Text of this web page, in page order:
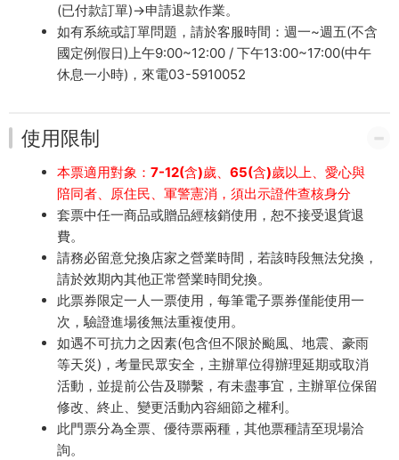
(已付款訂單)→申請退款作業。
如有系統或訂單問題，請於客服時間：週一~週五(不含
國定例假日)上午9:00~12:00 / 下午13:00~17:00(中午
休息一小時)，來電03-5910052
使用限制
本票適用對象：7-12(含)歲、65(含)歲以上、愛心與
陪同者、原住民、軍警憲消，須出示證件查核身分
套票中任一商品或贈品經核銷使用，恕不接受退貨退
費。
請務必留意兌換店家之營業時間，若該時段無法兌換，
請於效期內其他正常營業時間兌換。
此票券限定一人一票使用，每筆電子票券僅能使用一
次，驗證進場後無法重複使用。
如遇不可抗力之因素(包含但不限於颱風、地震、豪雨
等天災)，考量民眾安全，主辦單位得辦理延期或取消
活動，並提前公告及聯繫，有未盡事宜，主辦單位保留
修改、終止、變更活動內容細節之權利。
此門票分為全票、優待票兩種，其他票種請至現場洽
詢。